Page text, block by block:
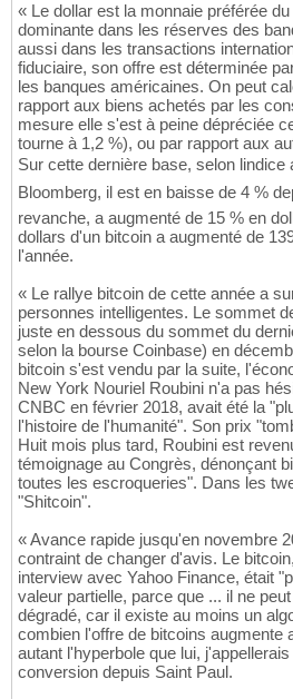
« Le dollar est la monnaie préférée
dominante dans les réserves des
aussi dans les transactions
fiduciaire, son offre est déterminée
les banques américaines. On peut
rapport aux biens achetés par les
mesure elle s'est à peine dépréciée
tourne à 1,2 %), ou par rapport aux
Sur cette dernière base, selon
Bloomberg, il est en baisse de 4 %
revanche, a augmenté de 15 % en
dollars d'un bitcoin a augmenté de
l'année.
« Le rallye bitcoin de cette année a
personnes intelligentes. Le sommet
juste en dessous du sommet du
selon la bourse Coinbase) en
bitcoin s'est vendu par la suite,
New York Nouriel Roubini n'a pas
CNBC en février 2018, avait été la
l'histoire de l'humanité". Son prix
Huit mois plus tard, Roubini est
témoignage au Congrès, dénonçant
toutes les escroqueries". Dans les
"Shitcoin".
« Avance rapide jusqu'en novembre
contraint de changer d'avis. Le
interview avec Yahoo Finance, était
valeur partielle, parce que ... il ne
dégradé, car il existe au moins un
combien l'offre de bitcoins augmente
autant l'hyperbole que lui,
conversion depuis Saint Paul.